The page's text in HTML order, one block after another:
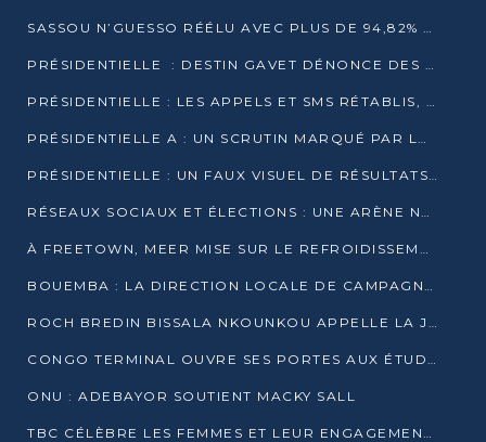
SASSOU N’GUESSO RÉÉLU AVEC PLUS DE 94,82% DES VOIX
PRÉSIDENTIELLE : DESTIN GAVET DÉNONCE DES IRRÉGULARITÉS ET REVENDIQUE LA VICTOIRE
PRÉSIDENTIELLE : LES APPELS ET SMS RÉTABLIS, INTERNET RESTE BLOQUÉ
PRÉSIDENTIELLE A : UN SCRUTIN MARQUÉ PAR LA COUPURE D’INTERNET ET UNE AFFLUENCE TIMIDE À BRAZZAVILLE
PRÉSIDENTIELLE : UN FAUX VISUEL DE RÉSULTATS CIRCULE
RÉSEAUX SOCIAUX ET ÉLECTIONS : UNE ARÈNE NUMÉRIQUE EN PLEINE MUTATION AU CONGO
À FREETOWN, MEER MISE SUR LE REFROIDISSEMENT PASSIF FACE À LA CHALEUR EXTRÊME
BOUEMBA : LA DIRECTION LOCALE DE CAMPAGNE DE DENIS SASSOU N’GUESSO MULTIPLIE LES ACTIVITÉS DE MOBILISATION
ROCH BREDIN BISSALA NKOUNKOU APPELLE LA JEUNESSE DE GOMA TSÉ-TSÉ À UN VOTE MASSIF POUR DENIS SASSOU NGUESSO
CONGO TERMINAL OUVRE SES PORTES AUX ÉTUDIANTS EN TRANSPORT ET LOGISTIQUE
ONU : ADEBAYOR SOUTIENT MACKY SALL
TBC CÉLÈBRE LES FEMMES ET LEUR ENGAGEMENT À L’OCCASION DU 8 MARS